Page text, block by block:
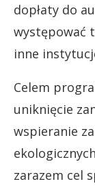
dopłaty do
występować
inne
Celem
uniknięcie
wspieranie
zarazem cel